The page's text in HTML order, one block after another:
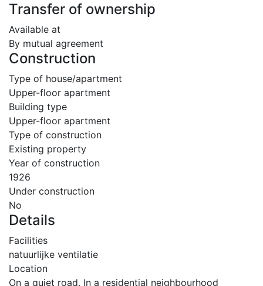
Transfer of ownership
Available at
By mutual agreement
Construction
Type of house/apartment
Upper-floor apartment
Building type
Upper-floor apartment
Type of construction
Existing property
Year of construction
1926
Under construction
No
Details
Facilities
natuurlijke ventilatie
Location
On a quiet road, In a residential neighbourhood